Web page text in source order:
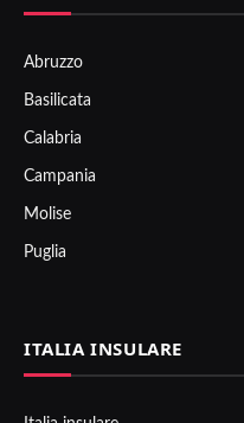
Abruzzo
Basilicata
Calabria
Campania
Molise
Puglia
ITALIA INSULARE